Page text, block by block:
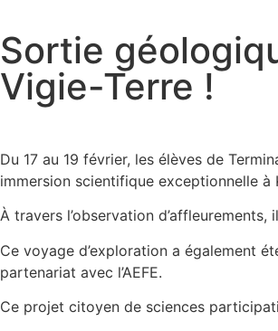
Sortie
Vigie-Terre !
Du 17 au 19 février, les élèves de
immersion scientifique exceptionnelle
À travers l’observation
Ce voyage d’exploration a également
partenariat avec l’AEFE.
Ce projet citoyen de sciences